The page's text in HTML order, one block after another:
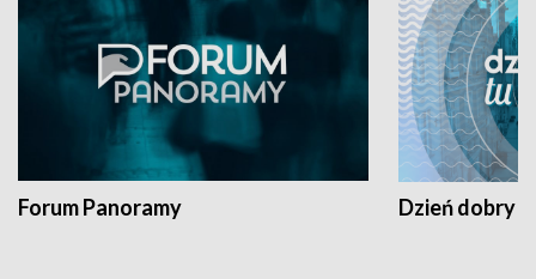
Forum Panoramy Dzień dobry